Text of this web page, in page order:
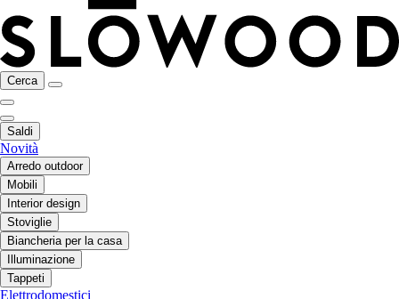
Cerca
Saldi
Novità
Arredo outdoor
Mobili
Interior design
Stoviglie
Biancheria per la casa
Illuminazione
Tappeti
Elettrodomestici